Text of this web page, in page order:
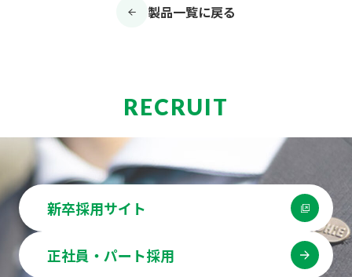
製品一覧に戻る
RECRUIT
新卒採用サイト
正社員・パート採用